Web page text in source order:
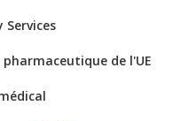
Services
de l'UE